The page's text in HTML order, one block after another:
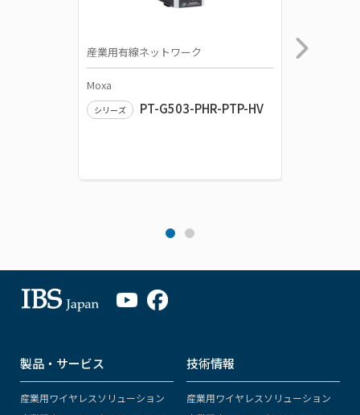
産業用有線ネットワーク
Moxa
シリーズ PT-G503-PHR-PTP-HV
製品・サービス
産業用ワイヤレスソリューション
技術情報
産業用ワイヤレスソリューション